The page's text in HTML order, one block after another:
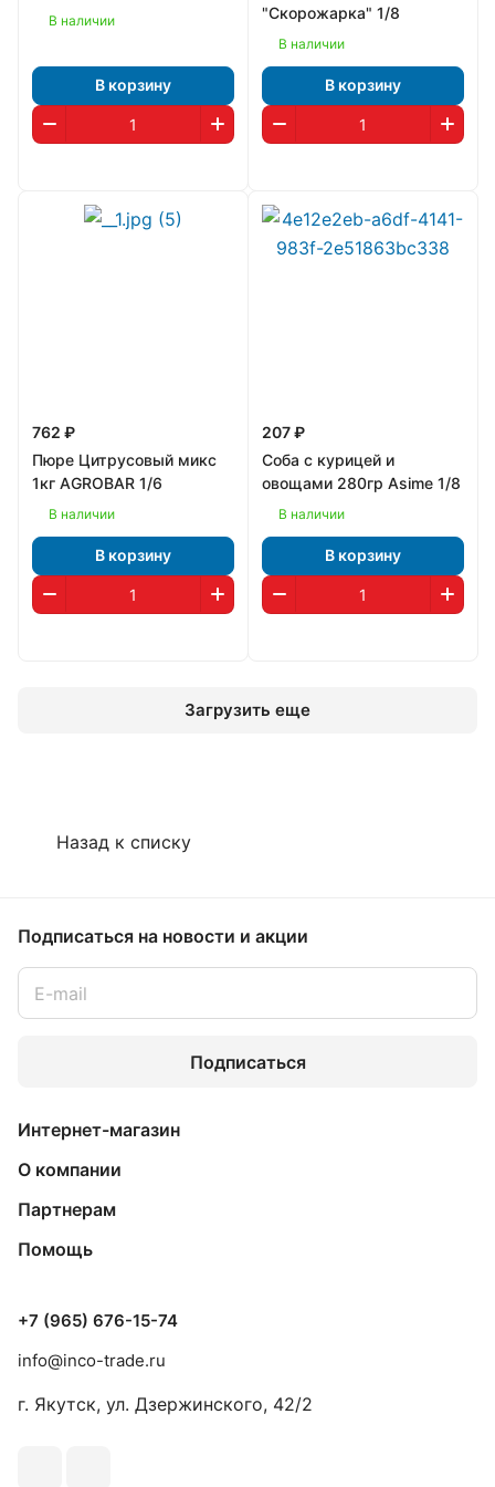
В наличии
В корзину
"Скорожарка" 1/8
В наличии
В корзину
762 ₽
Пюре Цитрусовый микс
1кг AGROBAR 1/6
В наличии
В корзину
207 ₽
Соба с курицей и
овощами 280гр Asime 1/8
В наличии
В корзину
Загрузить еще
Назад к списку
Подписаться на новости и акции
Подписаться
Интернет-магазин
О компании
Партнерам
Помощь
+7 (965) 676-15-74
info@inco-trade.ru
г. Якутск, ул. Дзержинского, 42/2